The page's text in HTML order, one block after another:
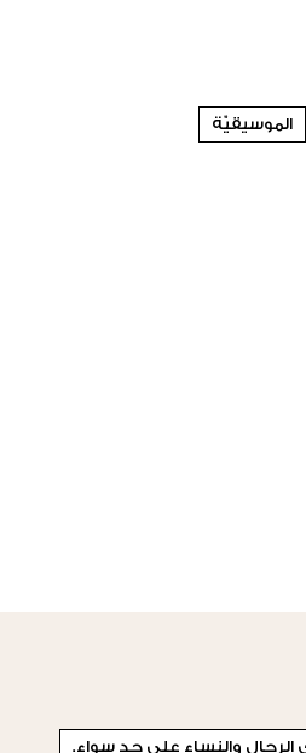
الموسيقيّة
الرجال والنساء على حد سواء.